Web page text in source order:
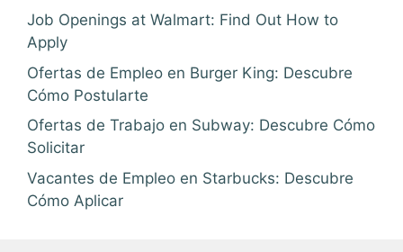
Job Openings at Walmart: Find Out How to
Apply
Ofertas de Empleo en Burger King: Descubre
Cómo Postularte
Ofertas de Trabajo en Subway: Descubre Cómo
Solicitar
Vacantes de Empleo en Starbucks: Descubre
Cómo Aplicar